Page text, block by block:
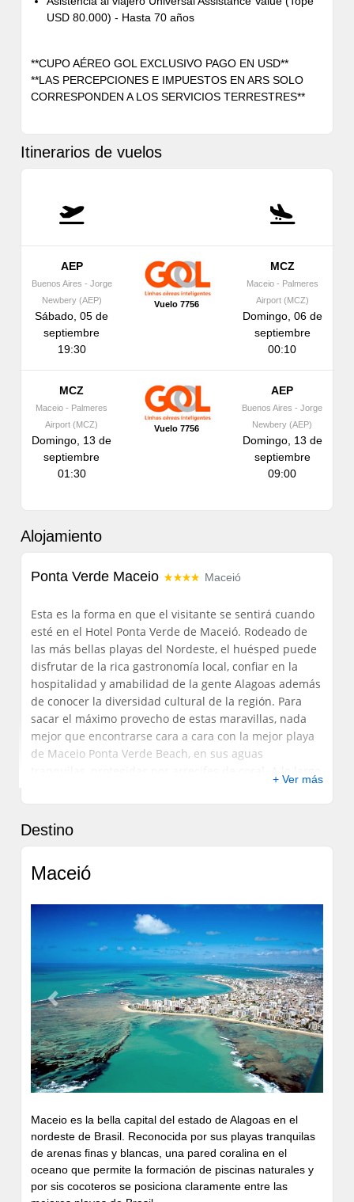
USD 80.000) - Hasta 70 años
**CUPO AÉREO GOL EXCLUSIVO PAGO EN USD**
**LAS PERCEPCIONES E IMPUESTOS EN ARS SOLO
CORRESPONDEN A LOS SERVICIOS TERRESTRES**
Itinerarios de vuelos
AEP
Buenos Aires - Jorge
Newbery (AEP)
Sábado, 05 de
septiembre
19:30
Vuelo 7756
MCZ
Maceio - Palmeres
Airport (MCZ)
Domingo, 06 de
septiembre
00:10
MCZ
Maceio - Palmeres
Airport (MCZ)
Domingo, 13 de
septiembre
01:30
Vuelo 7756
AEP
Buenos Aires - Jorge
Newbery (AEP)
Domingo, 13 de
septiembre
09:00
Alojamiento
Ponta Verde Maceio Maceió
Esta es la forma en que el visitante se sentirá cuando
esté en el Hotel Ponta Verde de Maceió. Rodeado de
las más bellas playas del Nordeste, el huésped puede
disfrutar de la rica gastronomía local, confiar en la
hospitalidad y amabilidad de la gente Alagoas además
de conocer la diversidad cultural de la región. Para
sacar el máximo provecho de estas maravillas, nada
mejor que encontrarse cara a cara con la mejor playa
de Maceio Ponta Verde Beach, en sus aguas
de la costa de esta maravilla es el Hotel Ponta Verde
instalaciones de la marca de buen gusto, modernidad,
confort y hospitalidad.
+ Ver más
Destino
Maceió
Previous Next
Maceio es la bella capital del estado de Alagoas en el
nordeste de Brasil. Reconocida por sus playas tranquilas
de arenas finas y blancas, una pared coralina en el
oceano que permite la formación de piscinas naturales y
por sis cocoteros se posiciona claramente entre las